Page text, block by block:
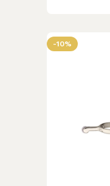
-10%